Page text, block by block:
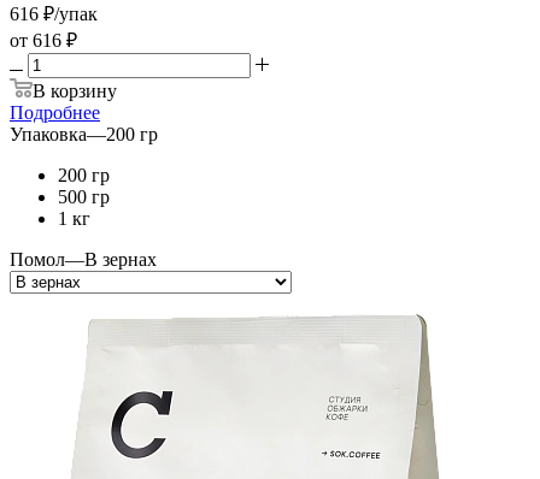
616 ₽/упак
от 616 ₽
В корзину
Подробнее
Упаковка—200 гр
200 гр
500 гр
1 кг
Помол—В зернах